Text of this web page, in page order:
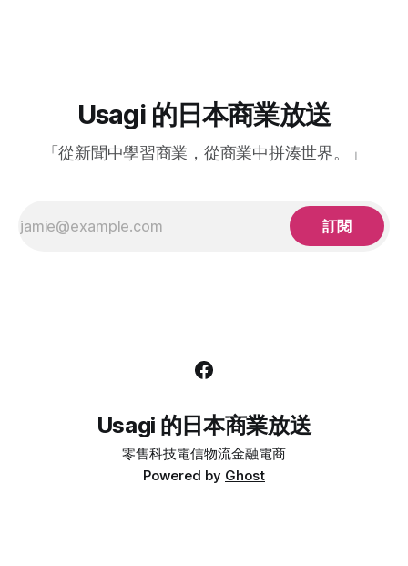
圓；雖看似整體業績往上成長，但自去年初全店約2成商品漲
同於1日幣。此舉不僅提升了 Recruit Point 的泛用性，也預期
將間接吸引Usagi 的日本商業放送
「從新聞中學習商業，從商業中拼湊世界。」
訂閱
Usagi 的日本商業放送
零售科技電信物流金融電商
Powered by Ghost